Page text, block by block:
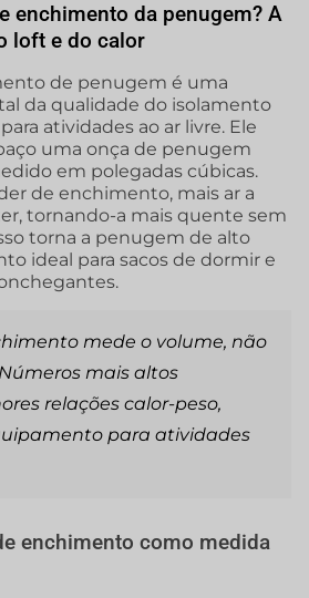
enchimento da penugem? A
loft e do calor
de penugem é uma
da qualidade do isolamento
atividades ao ar livre. Ele
uma onça de penugem
em polegadas cúbicas.
de enchimento, mais ar a
tornando-a mais quente sem
torna a penugem de alto
ideal para sacos de dormir e
mede o volume, não
mais altos
relações calor-peso,
para atividades
enchimento como medida